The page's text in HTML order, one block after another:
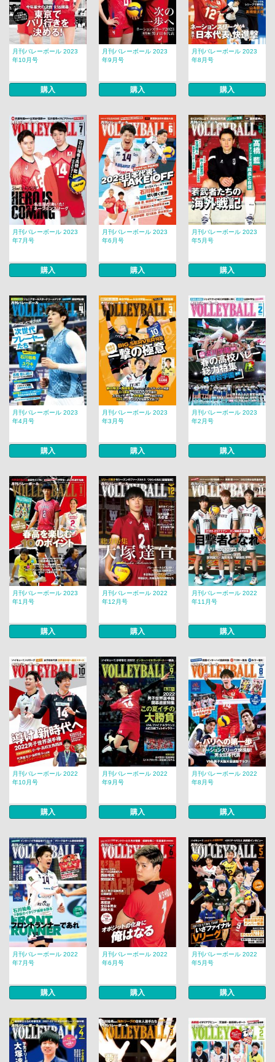
月刊バレーボール 2023
年10月号
購入
月刊バレーボール 2023
年9月号
購入
月刊バレーボール 2023
年8月号
購入
月刊バレーボール 2023
年7月号
購入
月刊バレーボール 2023
年6月号
購入
月刊バレーボール 2023
年5月号
購入
月刊バレーボール 2023
年4月号
購入
月刊バレーボール 2023
年3月号
購入
月刊バレーボール 2023
年2月号
購入
月刊バレーボール 2023
年1月号
購入
月刊バレーボール 2022
年12月号
購入
月刊バレーボール 2022
年11月号
購入
月刊バレーボール 2022
年10月号
購入
月刊バレーボール 2022
年9月号
購入
月刊バレーボール 2022
年8月号
購入
月刊バレーボール 2022
年7月号
購入
月刊バレーボール 2022
年6月号
購入
月刊バレーボール 2022
年5月号
購入